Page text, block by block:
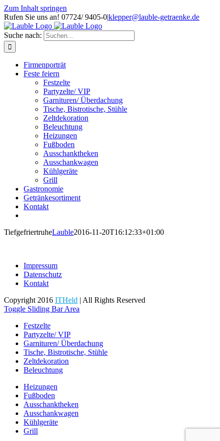
Zum Inhalt springen
Rufen Sie uns an! 07724/ 9405-0|klepper@lauble-getraenke.de
Suche nach:
Firmenporträt
Feste feiern
Festzelte
Partyzelte/ VIP
Garnituren/ Überdachung
Tische, Bistrotische, Stühle
Zeltdekoration
Beleuchtung
Heizungen
Fußboden
Ausschanktheken
Ausschankwagen
Kühlgeräte
Grill
Gastronomie
Getränkesortiment
Kontakt
TiefgefriertruheLauble2016-11-20T16:12:33+01:00
Impressum
Datenschutz
Kontakt
Copyright 2016 ITHeld | All Rights Reserved
Toggle Sliding Bar Area
Festzelte
Partyzelte/ VIP
Garnituren/ Überdachung
Tische, Bistrotische, Stühle
Zeltdekoration
Beleuchtung
Heizungen
Fußboden
Ausschanktheken
Ausschankwagen
Kühlgeräte
Grill